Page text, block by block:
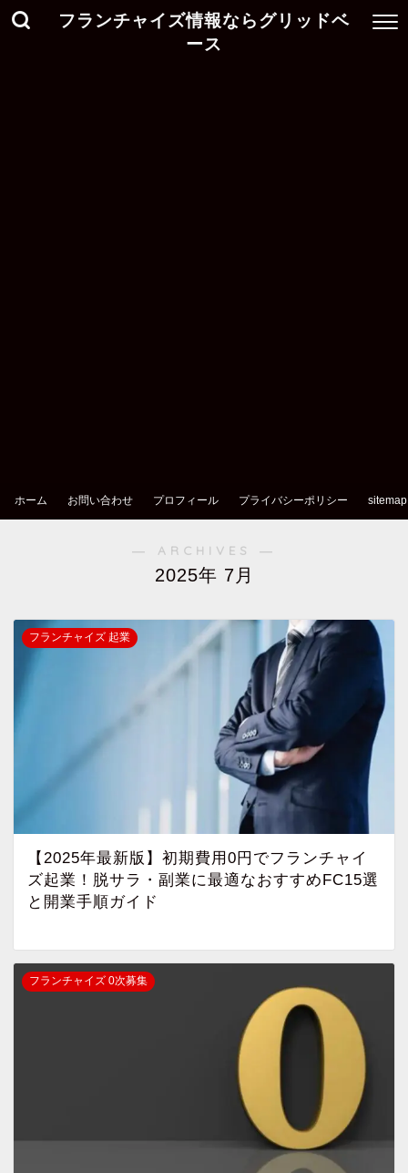
フランチャイズ情報ならグリッドベ
ース
ホーム お問い合わせ プロフィール プライバシーポリシー sitemap
― ARCHIVES ―
2025年 7月
フランチャイズ 起業
【2025年最新版】初期費用0円でフランチャイ
ズ起業！脱サラ・副業に最適なおすすめFC15選
と開業手順ガイド
フランチャイズ 0次募集